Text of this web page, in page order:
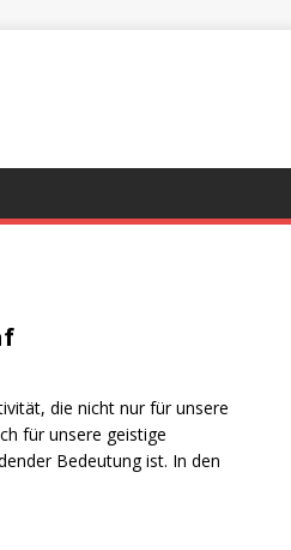
die nicht nur für unsere
für unsere geistige
Bedeutung ist. In den